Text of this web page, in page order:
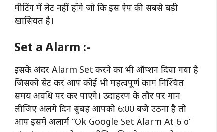
मीटिंग में लेट नहीं होंगे जो कि इस ऐप की सबसे बड़ी
खासियत है।
Set a Alarm :-
इसके अंदर Alarm Set करने का भी ऑप्शन दिया गया है
जिसको सेट कर आप कोई भी महत्वपूर्ण काम निश्चित
समय अवधि पर कर पाएंगे। उदाहरण के तौर पर मान
लीजिए अलगे दिन सुबह आपको 6:00 बजे उठना है तो
आप इसमें अलार्म “Ok Google Set Alarm At 6 o’